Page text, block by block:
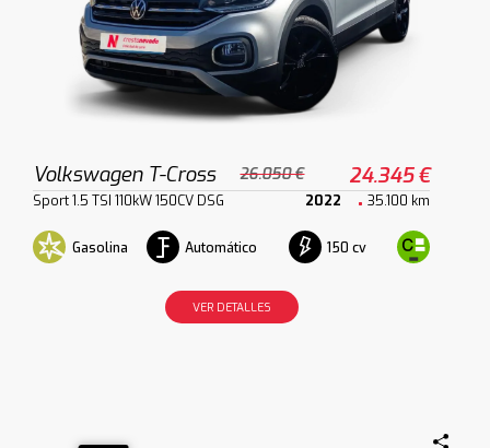
Volkswagen T-Cross 26.050 € 24.345 €
Sport 1.5 TSI 110kW 150CV DSG 2022 35.100 km
Gasolina Automático 150 cv
VER DETALLES